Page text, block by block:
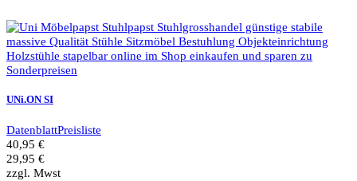
UNi.ON SI
DatenblattPreisliste
40,95 €
29,95 €
zzgl. Mwst